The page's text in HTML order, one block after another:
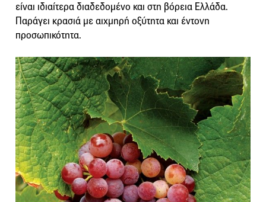
είναι ιδιαίτερα διαδεδομένο και στη βόρεια Ελλάδα.
Παράγει κρασιά με αιχμηρή οξύτητα και έντονη
προσωπικότητα.